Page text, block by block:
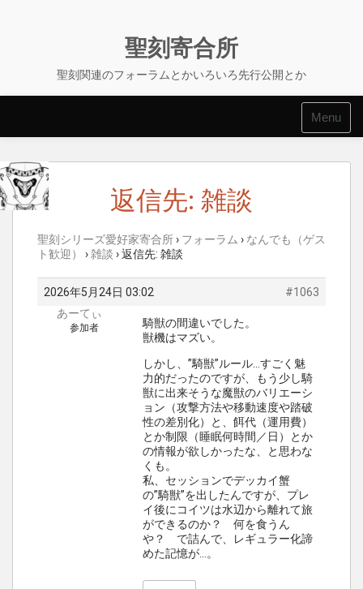
聖刻寄合所
聖刻関連のフォーラムとかいろいろ先行公開とか
Menu
返信先: 雑談
聖刻シリーズ愛好家寄合所› フォーラム › なんでも（ゲス
ト歓迎）
›雑談 ›返信先: 雑談
2026年5月24日 03:02
#1063
あーてぃ
参加者
騎獣の間違いでした。
獣機はマズい。
しかし、”騎獣”ルール…すごく魅
力的だったのですが、もう少し騎
獣に出来そうな魔獣のバリエーシ
ョン（攻撃方法や移動速度や踏破
性の差別化）と、餌代（運用費）
とか制限（睡眠何時間／日）とか
の情報が欲しかったな、と思わな
くも。
私、セッションでデッカイ蟹
の”騎獣”を出したんですが、プレ
イ後にコイツは水辺から離れて旅
ができるのか？ 何を食うん
や？ で詰んで、レギュラー化諦
めた記憶が…。